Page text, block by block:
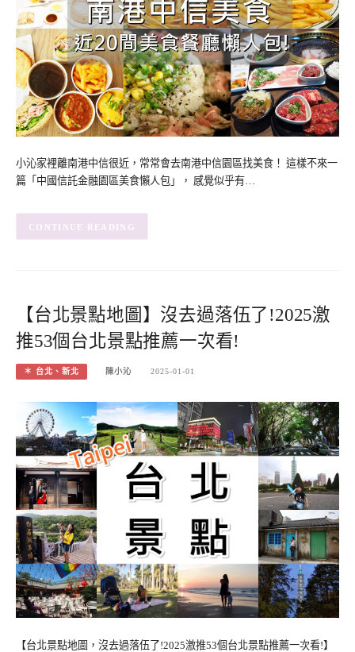
小沁家裡離南港中信很近，常常會去南港中信園區找美食！ 這樣不來一
篇「中國信託金融園區美食懶人包」， 感覺似乎有…
CONTINUE READING
【台北景點地圖】沒去過落伍了!2025激
推53個台北景點推薦一次看!
＊ 台北、新北 陳小沁 2025-01-01
【台北景點地圖，沒去過落伍了!2025激推53個台北景點推薦一次看!】